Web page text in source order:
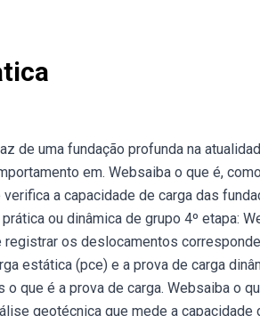
de uma fundação profunda na
em. Websaiba o que é,
a capacidade de carga das
ou dinâmica de grupo 4º etapa:
os deslocamentos
estática (pce) e a prova de carga
que é a prova de carga. Websaiba o
geotécnica que mede a